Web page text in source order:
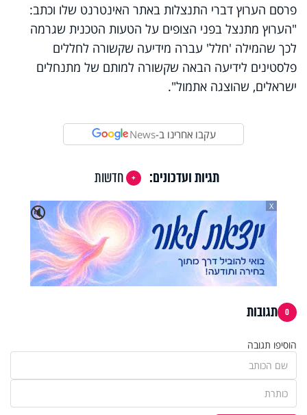
פרסם הערוץ דברי התנצלות באתר האינטרנט שלו וכתב:
"הערוץ מתנצל בפני הצופים על הטעות הטכנית שגרמה
לכך שהמילה 'חלל' עברה מידיעה שקשורה לחללים
פלסטינים לידיעה הבאה שקשורה למותם של מתנחלים
ישראלים, שהוצגה אתמול".
עקבו אחרינו ב-News
תגיות ועדכונים:
חדשות
🔇
X
0 תגובות
הוסיפו תגובה